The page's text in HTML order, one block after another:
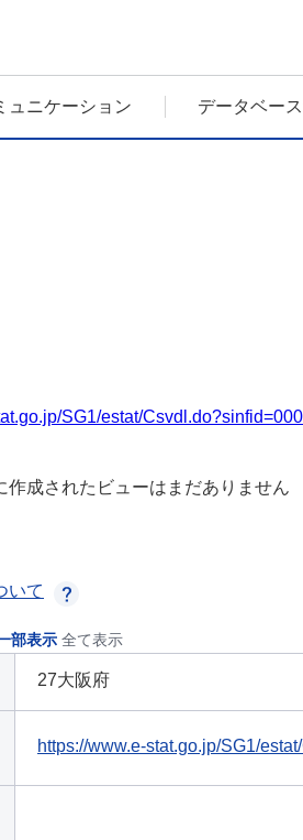
ュニケーション データベー
SG1/estat/
作成されたビューはまだありません
いて
部表示 全て表示
27大阪府
https://www.e-stat.go.jp/SG1/